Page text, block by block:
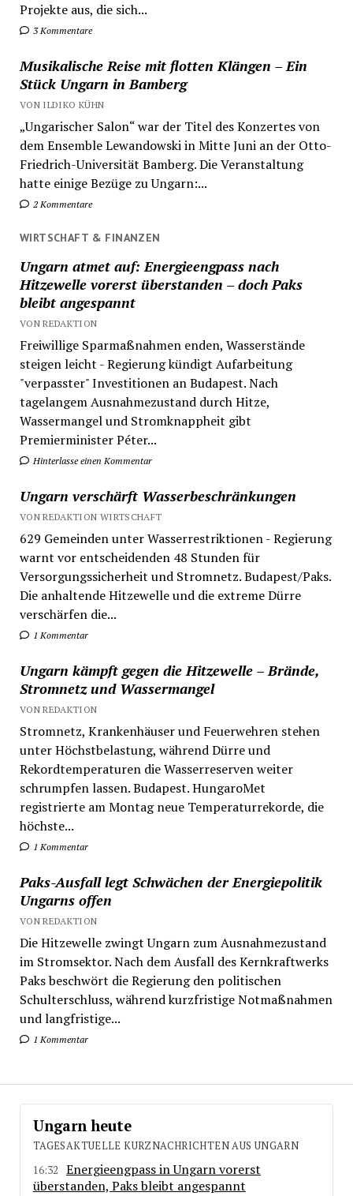
Projekte aus, die sich...
3 Kommentare
Musikalische Reise mit flotten Klängen – Ein
Stück Ungarn in Bamberg
VON ILDIKO KÜHN
„Ungarischer Salon“ war der Titel des Konzertes von
dem Ensemble Lewandowski in Mitte Juni an der Otto-
Friedrich-Universität Bamberg. Die Veranstaltung
hatte einige Bezüge zu Ungarn:...
2 Kommentare
WIRTSCHAFT & FINANZEN
Ungarn atmet auf: Energieengpass nach
Hitzewelle vorerst überstanden – doch Paks
bleibt angespannt
VON REDAKTION
Freiwillige Sparmaßnahmen enden, Wasserstände
steigen leicht - Regierung kündigt Aufarbeitung
"verpasster" Investitionen an Budapest. Nach
tagelangem Ausnahmezustand durch Hitze,
Wassermangel und Stromknappheit gibt
Premierminister Péter...
Hinterlasse einen Kommentar
Ungarn verschärft Wasserbeschränkungen
VON REDAKTION WIRTSCHAFT
629 Gemeinden unter Wasserrestriktionen - Regierung
warnt vor entscheidenden 48 Stunden für
Versorgungssicherheit und Stromnetz. Budapest/Paks.
Die anhaltende Hitzewelle und die extreme Dürre
verschärfen die...
1 Kommentar
Ungarn kämpft gegen die Hitzewelle – Brände,
Stromnetz und Wassermangel
VON REDAKTION
Stromnetz, Krankenhäuser und Feuerwehren stehen
unter Höchstbelastung, während Dürre und
Rekordtemperaturen die Wasserreserven weiter
schrumpfen lassen. Budapest. HungaroMet
registrierte am Montag neue Temperaturrekorde, die
höchste...
1 Kommentar
Paks-Ausfall legt Schwächen der Energiepolitik
Ungarns offen
VON REDAKTION
Die Hitzewelle zwingt Ungarn zum Ausnahmezustand
im Stromsektor. Nach dem Ausfall des Kernkraftwerks
Paks beschwört die Regierung den politischen
Schulterschluss, während kurzfristige Notmaßnahmen
und langfristige...
1 Kommentar
Ungarn heute
TAGESAKTUELLE KURZNACHRICHTEN AUS UNGARN
16:32
Energieengpass in Ungarn vorerst
überstanden, Paks bleibt angespannt